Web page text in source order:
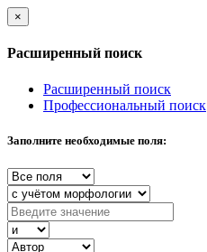
×
Расширенный поиск
Расширенный поиск
Профессиональный поиск
Заполните необходимые поля: